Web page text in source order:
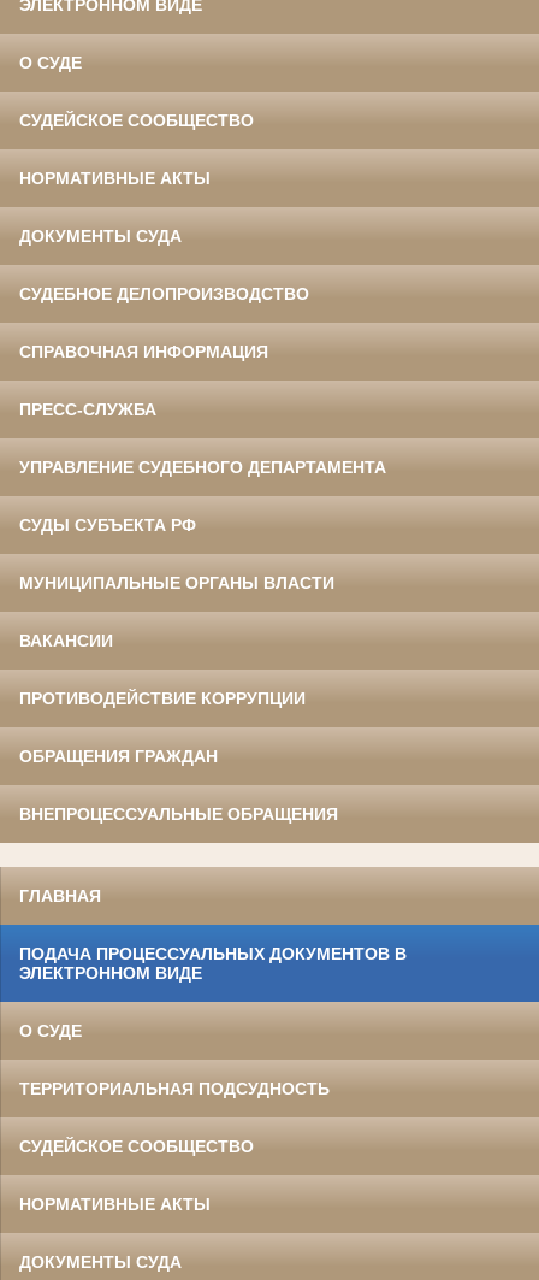
ЭЛЕКТРОННОМ ВИДЕ
О СУДЕ
СУДЕЙСКОЕ СООБЩЕСТВО
НОРМАТИВНЫЕ АКТЫ
ДОКУМЕНТЫ СУДА
СУДЕБНОЕ ДЕЛОПРОИЗВОДСТВО
СПРАВОЧНАЯ ИНФОРМАЦИЯ
ПРЕСС-СЛУЖБА
УПРАВЛЕНИЕ СУДЕБНОГО ДЕПАРТАМЕНТА
СУДЫ СУБЪЕКТА РФ
МУНИЦИПАЛЬНЫЕ ОРГАНЫ ВЛАСТИ
ВАКАНСИИ
ПРОТИВОДЕЙСТВИЕ КОРРУПЦИИ
ОБРАЩЕНИЯ ГРАЖДАН
ВНЕПРОЦЕССУАЛЬНЫЕ ОБРАЩЕНИЯ
ГЛАВНАЯ
ПОДАЧА ПРОЦЕССУАЛЬНЫХ ДОКУМЕНТОВ В
ЭЛЕКТРОННОМ ВИДЕ
О СУДЕ
ТЕРРИТОРИАЛЬНАЯ ПОДСУДНОСТЬ
СУДЕЙСКОЕ СООБЩЕСТВО
НОРМАТИВНЫЕ АКТЫ
ДОКУМЕНТЫ СУДА